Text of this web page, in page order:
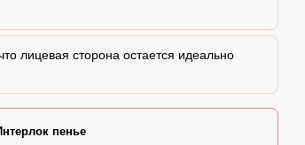
лицевая сторона остается идеально
пенье